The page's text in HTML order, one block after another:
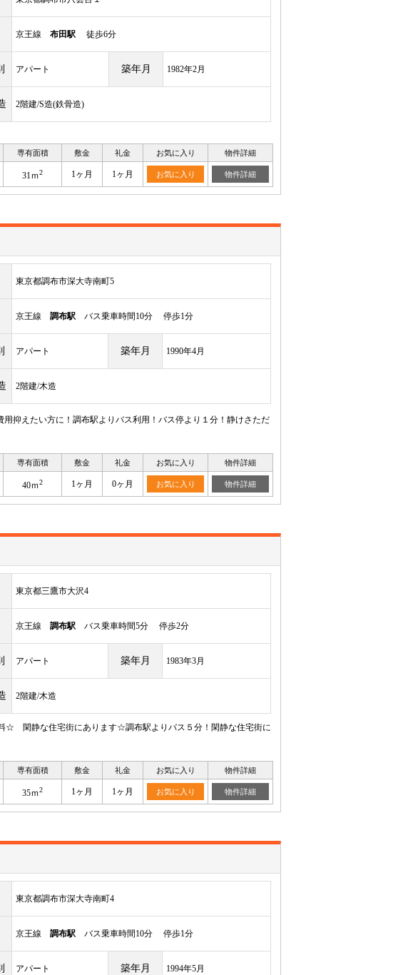
京王線 布田駅 徒歩6分
アパート 築年月 1982年2月
2階建/S造(鉄骨造)
専有面積 敷金 礼金 お気に入り 物件詳細
31ｍ2 1ヶ月 1ヶ月 お気に入り 物件詳細
東京都調布市深大寺南町5
京王線 調布駅 バス乗車時間10分 停歩1分
アパート 築年月 1990年4月
2階建/木造
抑えたい方に！調布駅よりバス利用！バス停より１分！静けさただ
専有面積 敷金 礼金 お気に入り 物件詳細
40ｍ2 1ヶ月 0ヶ月 お気に入り 物件詳細
東京都三鷹市大沢4
京王線 調布駅 バス乗車時間5分 停歩2分
アパート 築年月 1983年3月
2階建/木造
閑静な住宅街にあります☆調布駅よりバス５分！閑静な住宅街に
専有面積 敷金 礼金 お気に入り 物件詳細
35ｍ2 1ヶ月 1ヶ月 お気に入り 物件詳細
東京都調布市深大寺南町4
京王線 調布駅 バス乗車時間10分 停歩1分
アパート 築年月 1994年5月